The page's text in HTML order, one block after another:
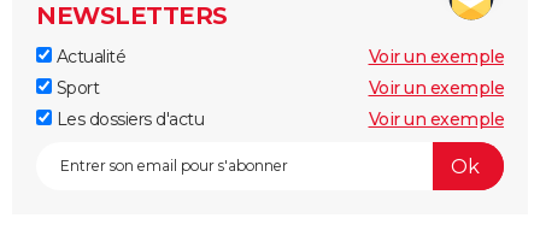
NEWSLETTERS
Actualité
Voir un exemple
Sport
Voir un exemple
Les dossiers d'actu
Voir un exemple